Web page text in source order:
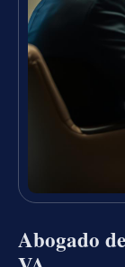
Abogado